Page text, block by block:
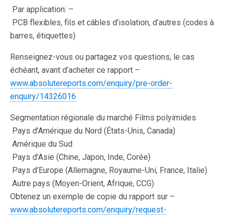
Par application: –
PCB flexibles, fils et câbles d’isolation, d’autres (codes à
barres, étiquettes)
Renseignez-vous ou partagez vos questions, le cas
échéant, avant d’acheter ce rapport –
www.absolutereports.com/enquiry/pre-order-
enquiry/14326016
Segmentation régionale du marché Films polyimides
 Pays d’Amérique du Nord (États-Unis, Canada)
 Amérique du Sud
 Pays d’Asie (Chine, Japon, Inde, Corée)
 Pays d’Europe (Allemagne, Royaume-Uni, France, Italie)
 Autre pays (Moyen-Orient, Afrique, CCG)
Obtenez un exemple de copie du rapport sur –
www.absolutereports.com/enquiry/request-